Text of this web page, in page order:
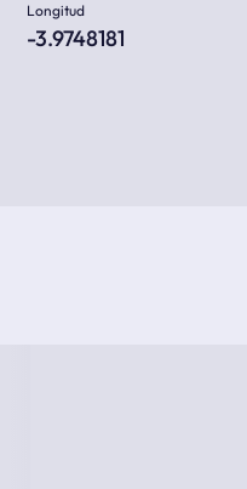
Longitud
-3.9748181